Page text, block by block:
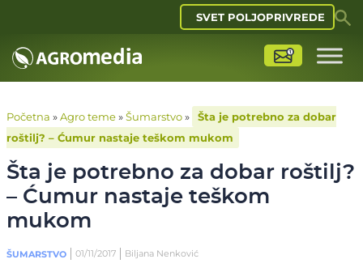
SVET POLJOPRIVREDE
Početna »Agro teme»Šumarstvo»
Šta je potrebno za dobar
roštilj? – Ćumur nastaje teškom mukom
Šta je potrebno za dobar roštilj?
– Ćumur nastaje teškom
mukom
ŠUMARSTVO 01/11/2017 Biljana Nenković